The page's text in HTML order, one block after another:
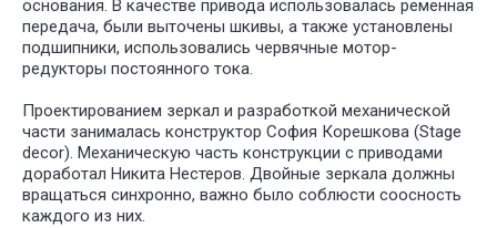
основания. В качестве привода использовалась ременная
передача, были выточены шкивы, а также установлены
подшипники, использовались червячные мотор-
редукторы постоянного тока.
Проектированием зеркал и разработкой механической
части занималась конструктор София Корешкова (Stage
decor). Механическую часть конструкции с приводами
доработал Никита Нестеров. Двойные зеркала должны
вращаться синхронно, важно было соблюсти соосность
каждого из них.